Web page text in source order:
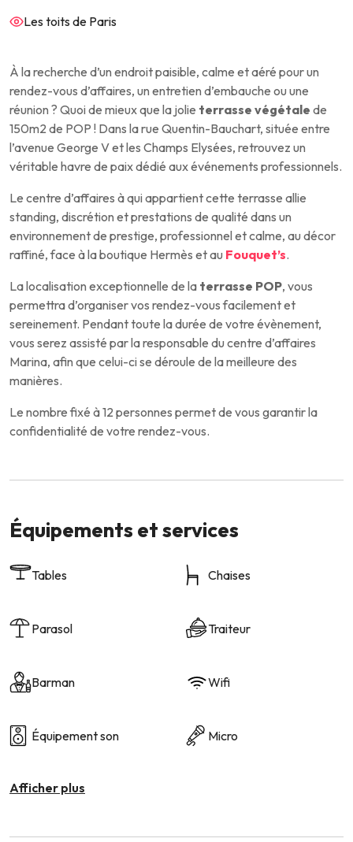
Les toits de Paris
À la recherche d’un endroit paisible, calme et aéré pour un
rendez-vous d’affaires, un entretien d’embauche ou une
réunion ? Quoi de mieux que la jolie terrasse végétale de
150m2 de POP ! Dans la rue Quentin-Bauchart, située entre
l’avenue George V et les Champs Elysées, retrouvez un
véritable havre de paix dédié aux événements professionnels.
Le centre d’affaires à qui appartient cette terrasse allie
standing, discrétion et prestations de qualité dans un
environnement de prestige, professionnel et calme, au décor
raffiné, face à la boutique Hermès et au Fouquet’s.
La localisation exceptionnelle de la terrasse POP, vous
permettra d’organiser vos rendez-vous facilement et
sereinement. Pendant toute la durée de votre évènement,
vous serez assisté par la responsable du centre d’affaires
Marina, afin que celui-ci se déroule de la meilleure des
manières.
Le nombre fixé à 12 personnes permet de vous garantir la
confidentialité de votre rendez-vous.
Équipements et services
Tables Chaises
Parasol Traiteur
Barman Wifi
Équipement son Micro
Afficher plus